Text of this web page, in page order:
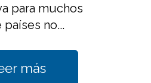
para muchos
no...
más